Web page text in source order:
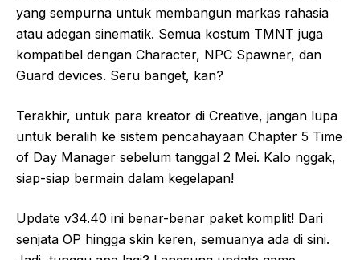
yang sempurna untuk membangun markas rahasia
atau adegan sinematik. Semua kostum TMNT juga
kompatibel dengan Character, NPC Spawner, dan
Guard devices. Seru banget, kan?
Terakhir, untuk para kreator di Creative, jangan lupa
untuk beralih ke sistem pencahayaan Chapter 5 Time
of Day Manager sebelum tanggal 2 Mei. Kalo nggak,
siap-siap bermain dalam kegelapan!
Update v34.40 ini benar-benar paket komplit! Dari
senjata OP hingga skin keren, semuanya ada di sini.